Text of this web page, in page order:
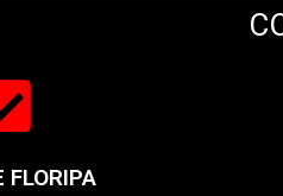
FLORIPA